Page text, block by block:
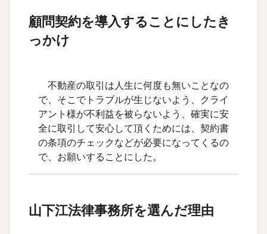
顧問契約を導入することにしたき
っかけ
不動産の取引は人生に何度も無いことなの
で、そこでトラブルが生じないよう、クライ
アント様が不利益を被らないよう、確実に安
全に取引して安心して頂くためには、契約書
の条項のチェックなどが必要になってくるの
で、お願いすることにした。
山下江法律事務所を選んだ理由